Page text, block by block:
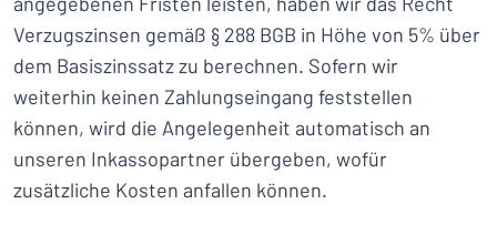
Verzugszinsen gemäß § 288 BGB in Höhe von 5% über
dem Basiszinssatz zu berechnen. Sofern wir
weiterhin keinen Zahlungseingang feststellen
können, wird die Angelegenheit automatisch an
unseren Inkassopartner übergeben, wofür
zusätzliche Kosten anfallen können.